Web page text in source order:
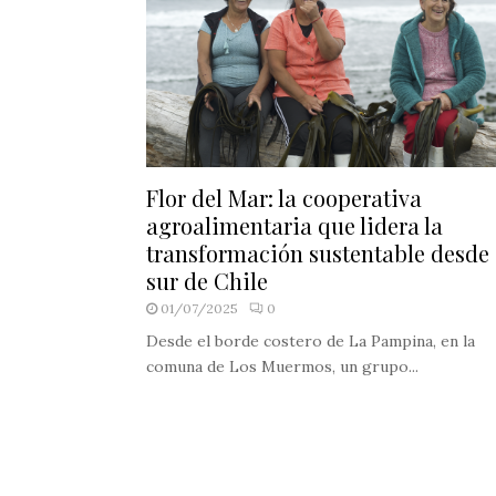
Flor del Mar: la cooperativa
agroalimentaria que lidera la
transformación sustentable desde
sur de Chile
01/07/2025 0
Desde el borde costero de La Pampina, en la
comuna de Los Muermos, un grupo...